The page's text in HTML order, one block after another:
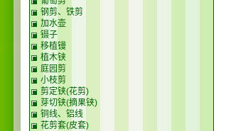
钢剪、铁剪
加水壶
镊子
移植镘
植木铗
庭园剪
小枝剪
剪定铗(花剪)
芽切铗(摘果铗)
铜线、铝线
花剪套(皮套)